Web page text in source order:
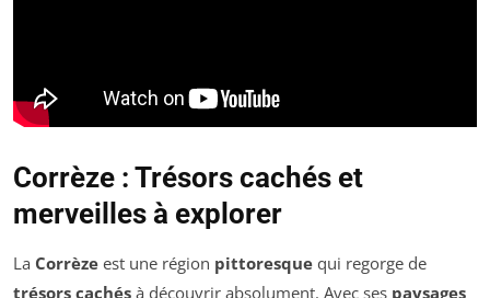
Corrèze : Trésors cachés et
merveilles à explorer
La Corrèze est une région pittoresque qui regorge de
trésors cachés à découvrir absolument. Avec ses paysages